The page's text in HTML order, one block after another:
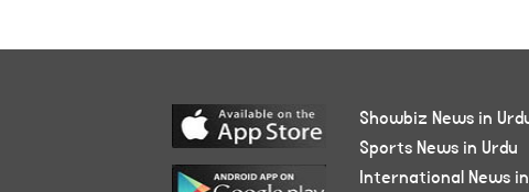
Showbiz News in
Sports News in Urdu
International News in